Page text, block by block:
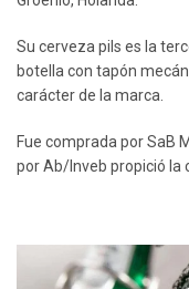
Su cerveza pils es la
botella con tapón
carácter de la marca.
Fue comprada por SaB
por Ab/Inveb propició la